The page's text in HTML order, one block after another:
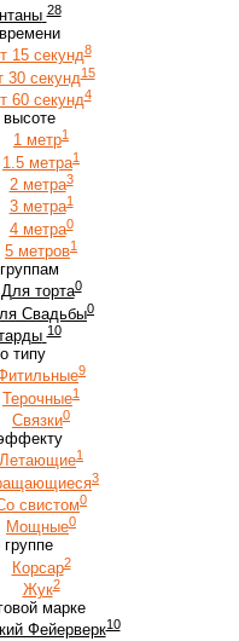
28
15 секунд8
30 секунд15
60 секунд4
высоте
1 метр1
1.5 метра1
2 метра3
3 метра1
4 метра0
5 метров1
Для торта0
Свадьбы0
10
типу
9
Терочные1
Связки0
Летающие1
3
свистом0
Мощные0
группе
Корсар2
Жук2
марке
Фейерверк10